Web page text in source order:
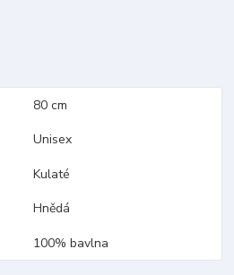
80 cm
Unisex
Kulaté
Hnědá
100% bavlna